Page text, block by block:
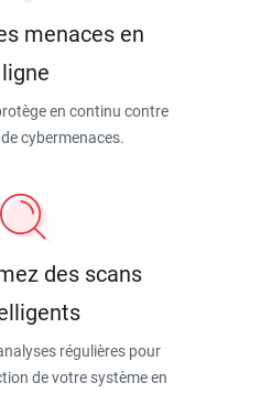
menaces en
ligne
en continu contre
cybermenaces.
des scans
régulières pour
de votre système en